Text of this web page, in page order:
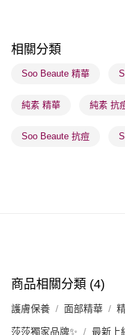
每筆HK$65.00，滿
確認發貨後1-3 工作天送
每筆HK$65.00，滿
每筆HK$20.00，滿
(澳門門市) 只顯示可選
澳門地區配送 - 確認發貨
相關分類
Soo Beaute 精華
純素 精華 純素 抗
Soo Beaute 抗痘
商品相關分類 (4)
護膚保養 面部精華
莎莎獨家品牌✨ 最新上